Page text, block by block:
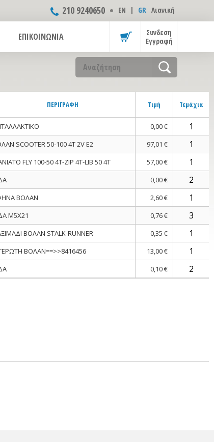
210 9240650 ΕΝ | GR Λιανική
Συνδεση
Εγγραφή
ΕΠΙΚΟΙΝΩΝΙΑ
ΠΕΡΙΓΡΑΦΗ Τιμή Τεμάχια
0,00 €
SCOOTER 50-100 4Τ 2V E2
97,01 €
FLY 100-50 4T-ΖΙΡ 4Τ-LIB 50 4T
57,00 €
0,00 €
ΒΟΛΑΝ
2,60 €
M5X21
0,76 €
ΒΟΛΑΝ STALK-RUNNER
0,35 €
ΒΟΛΑΝ==>>8416456
13,00 €
0,10 €